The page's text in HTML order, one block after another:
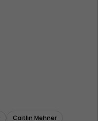
Caitlin Mehner